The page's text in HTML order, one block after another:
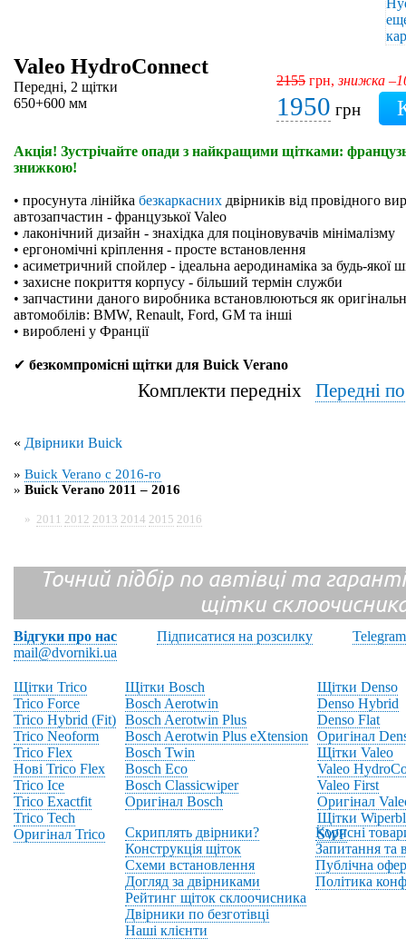
Valeo HydroConnect
Передні, 2 щітки
650+600 мм
2155 грн,знижка
1950 грн
Акція! Зустрічайте опади з найкращими щітками:
знижкою!
• просунута лінійка безкаркасних двірників від провідного
автозапчастин - французької Valeo
• лаконічний дизайн - знахідка для поціновувачів мінімалізму
• ергономічні кріплення - просте встановлення
• асиметричний спойлер - ідеальна аеродинаміка за будь-якої
• захисне покриття корпусу - більший термін служби
• запчастини даного виробника встановлюються як
автомобілів: BMW, Renault, Ford, GM та інші
• вироблені у Франції
✔ безкомпромісні щітки для Buick Verano
Комплекти передніх Передні
« Двірники Buick
» Buick Verano с 2016-го
» Buick Verano 2011 – 2016
» 2011 2012 2013 2014 2015 2016
Точний підбір по автівці та
щітки
Відгуки про нас Підписатися на розсилку
Telegram
mail@dvorniki.ua
Щітки Trico
Trico Force
Trico Hybrid (Fit)
Trico Neoform
Trico Flex
Нові Trico Flex
Trico Ice
Trico Exactfit
Trico Tech
Оригінал Trico
Щітки Bosch
Bosch Aerotwin
Bosch Aerotwin Plus
Bosch Aerotwin Plus eXtension
Bosch Twin
Bosch Eco
Bosch Classicwiper
Оригінал Bosch
Щітки Denso
Denso Hybrid
Denso Flat
Оригінал
Щітки Valeo
Valeo
Valeo First
Оригінал
Щітки
SWF
Скриплять двірники?
Конструкція щіток
Схеми встановлення
Догляд за двірниками
Рейтинг щіток склоочисника
Двірники по безготівці
Наші клієнти
Корисні
Запитання та
Публічна
Політика